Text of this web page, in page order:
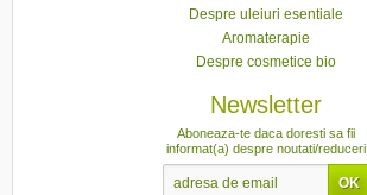
Despre uleiuri esentiale
Aromaterapie
Despre cosmetice bio
Newsletter
Aboneaza-te daca doresti sa fii
informat(a) despre noutati/reduceri